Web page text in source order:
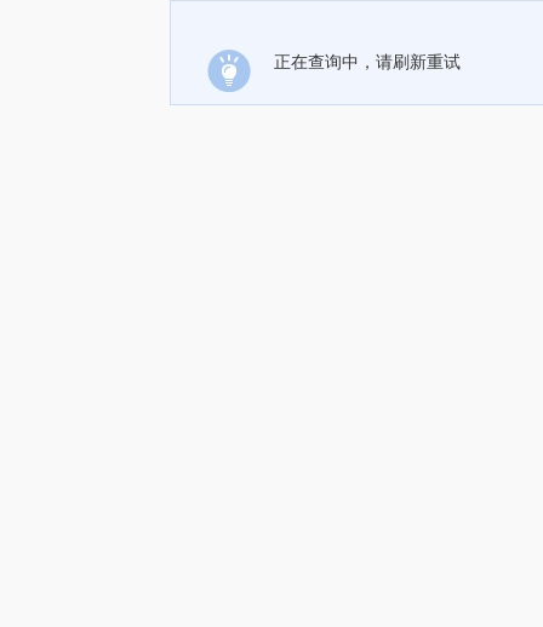
正在查询中，请刷新重试